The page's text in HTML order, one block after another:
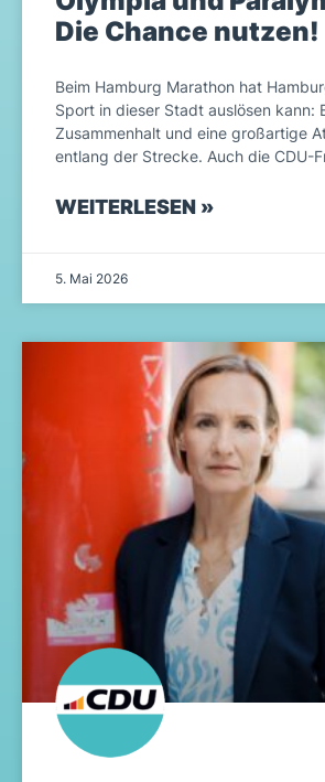
Die Chance nutzen!
Beim Hamburg Marathon hat
Sport in dieser Stadt auslösen kann:
Zusammenhalt und eine großartige
entlang der Strecke. Auch die CDU-
WEITERLESEN »
5. Mai 2026